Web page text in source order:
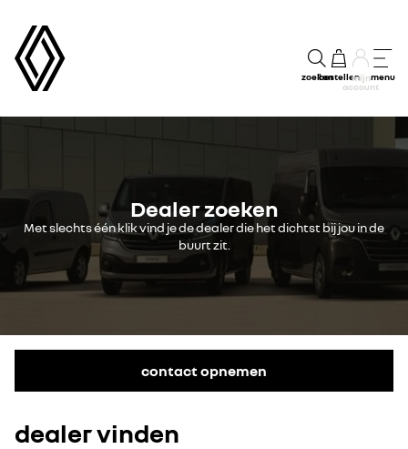
zoekenbestellenmijn
account
menu
Dealer zoeken
Met slechts één klik vind je de dealer die het dichtst bij jou in de
buurt zit.
contact opnemen
dealer vinden